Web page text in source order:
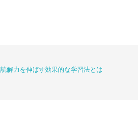
読解力を伸ばす効果的な学習法とは